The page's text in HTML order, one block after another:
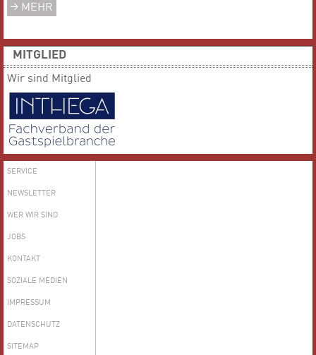
MEHR
MITGLIED
Wir sind Mitglied
SERVICE
NEWSLETTER
WER WIR SIND
JOBS
KONTAKT
SOZIALE MEDIEN
IMPRESSUM
DATENSCHUTZ
SITEMAP